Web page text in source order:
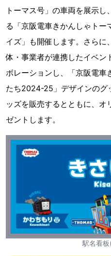
トーマス号」の車両を展示
る「京阪電車きかんしゃト
イズ」も開催します。さらに
体・事業者が連携したイベン
ボレーションし、「京阪電車
たち2024-25」デザインのグ
ッズを販売するとともに、オ
ゼントします。
駅名看